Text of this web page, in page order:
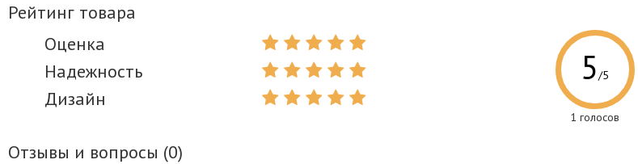
Рейтинг товара
Оценка
Надежность
Дизайн
5/5
1 голосов
Отзывы и вопросы (0)